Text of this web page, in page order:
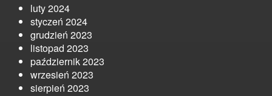
luty 2024
styczeń 2024
grudzień 2023
listopad 2023
październik 2023
wrzesień 2023
sierpień 2023